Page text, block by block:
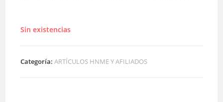
Sin existencias
Categoría:ARTÍCULOS HNME Y AFILIADOS